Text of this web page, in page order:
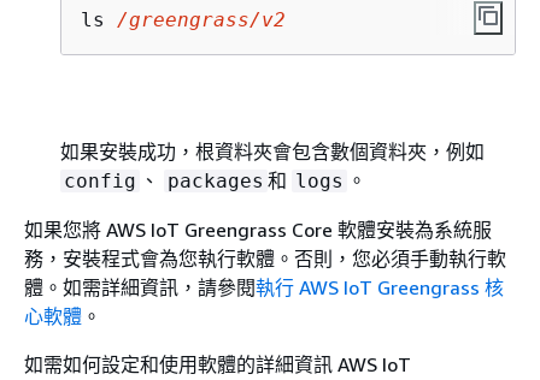
ls /greengrass/v2
如果安裝成功，根資料夾會包含數個資料夾，例如
config 、 packages 和 logs 。
如果您將 AWS IoT Greengrass Core 軟體安裝為系統服
務，安裝程式會為您執行軟體。否則，您必須手動執行軟
體。如需詳細資訊，請參閱執行 AWS IoT Greengrass 核
心軟體 。
如需如何設定和使用軟體的詳細資訊 AWS IoT